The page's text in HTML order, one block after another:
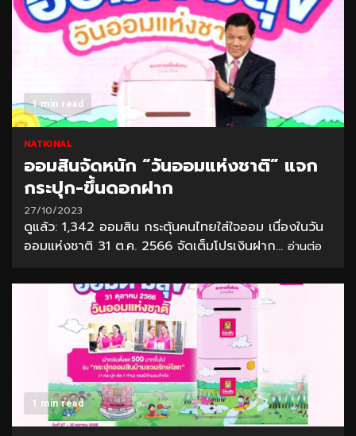
1 min read
NATIONAL
ออมสินจัดหนัก “วันออมแห่งชาติ” แจก
กระปุก-ขึ้นดอกฝาก
27/10/2023
ดูแล้ว: 1,342 ออมสิน กระตุ้นคนไทยใส่ใจออม เนื่องในวัน
ออมแห่งชาติ 31 ต.ค. 2566 จัดเต็มโปรเงินฝาก... อ่านต่อ
1 min read